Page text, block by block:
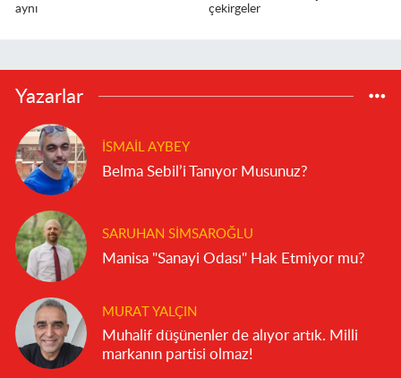
aynı
çekirgeler
Yazarlar
İSMAIL AYBEY
Belma Sebil’i Tanıyor Musunuz?
SARUHAN SIMSAROĞLU
Manisa "Sanayi Odası" Hak Etmiyor mu?
MURAT YALÇIN
Muhalif düşünenler de alıyor artık. Milli
markanın partisi olmaz!